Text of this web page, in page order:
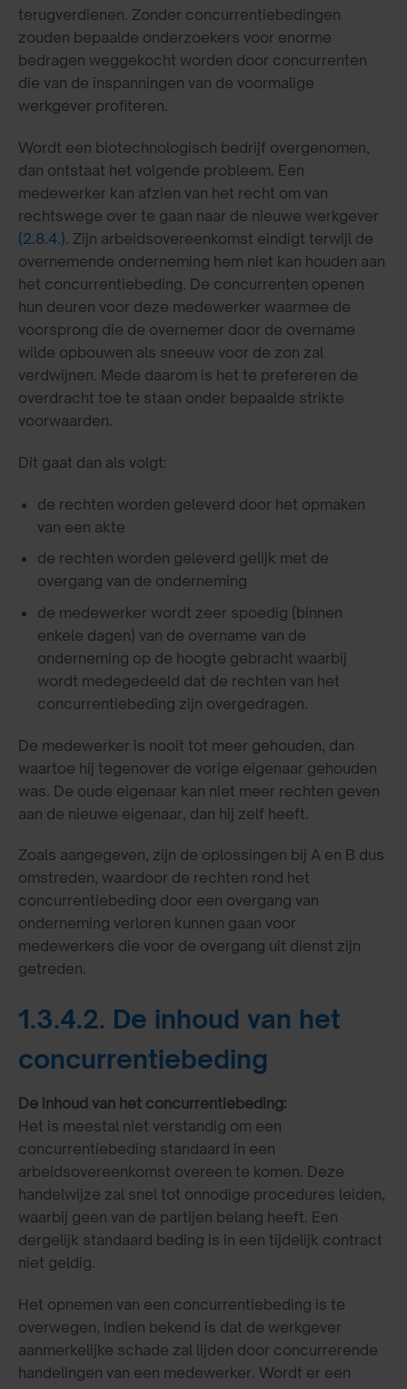
terugverdienen. Zonder concurrentiebedingen
zouden bepaalde onderzoekers voor enorme
bedragen weggekocht worden door concurrenten
die van de inspanningen van de voormalige
werkgever profiteren.
Wordt een biotechnologisch bedrijf overgenomen,
dan ontstaat het volgende probleem. Een
medewerker kan afzien van het recht om van
rechtswege over te gaan naar de nieuwe werkgever
(2.8.4.). Zijn arbeidsovereenkomst eindigt terwijl de
overnemende onderneming hem niet kan houden aan
het concurrentiebeding. De concurrenten openen
hun deuren voor deze medewerker waarmee de
voorsprong die de overnemer door de overname
wilde opbouwen als sneeuw voor de zon zal
verdwijnen. Mede daarom is het te prefereren de
overdracht toe te staan onder bepaalde strikte
voorwaarden.
Dit gaat dan als volgt:
de rechten worden geleverd door het opmaken
van een akte
de rechten worden geleverd gelijk met de
overgang van de onderneming
de medewerker wordt zeer spoedig (binnen
enkele dagen) van de overname van de
onderneming op de hoogte gebracht waarbij
wordt medegedeeld dat de rechten van het
concurrentiebeding zijn overgedragen.
De medewerker is nooit tot meer gehouden, dan
waartoe hij tegenover de vorige eigenaar gehouden
was. De oude eigenaar kan niet meer rechten geven
aan de nieuwe eigenaar, dan hij zelf heeft.
Zoals aangegeven, zijn de oplossingen bij A en B dus
omstreden, waardoor de rechten rond het
concurrentiebeding door een overgang van
onderneming verloren kunnen gaan voor
medewerkers die voor de overgang uit dienst zijn
getreden.
1.3.4.2. De inhoud van het
concurrentiebeding
De inhoud van het concurrentiebeding:
Het is meestal niet verstandig om een
concurrentiebeding standaard in een
arbeidsovereenkomst overeen te komen. Deze
handelwijze zal snel tot onnodige procedures leiden,
waarbij geen van de partijen belang heeft. Een
dergelijk standaard beding is in een tijdelijk contract
niet geldig.
Het opnemen van een concurrentiebeding is te
overwegen, indien bekend is dat de werkgever
aanmerkelijke schade zal lijden door concurrerende
handelingen van een medewerker. Wordt er een